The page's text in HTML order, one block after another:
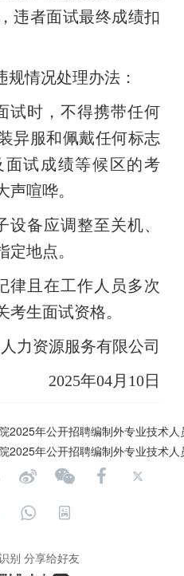
违者面试最终成绩扣
规情况处理办法：
试时，不得携带任何
异服和佩戴任何标志
试成绩等候区的考
喧哗。
设备应调整至关机、
地点。
律且在工作人员多次
生面试资格。
力资源服务有限公司
2025年04月10日
2025年公开招聘编制外专业技术
2025年公开招聘编制外专业技术
别 分享给好友